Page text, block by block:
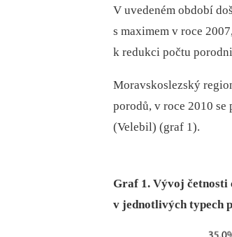
V uvedeném období
s maximem v roce
k redukci počtu
Moravskoslezský
porodů, v roce 2010 se
(Velebil) (graf 1).
Graf 1. Vývoj četnosti
v jednotlivých typech